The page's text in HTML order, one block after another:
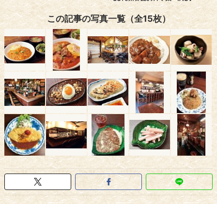
この記事の写真一覧（全15枚）